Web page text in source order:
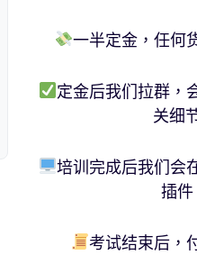
一半定金，任何
定金后我们拉群，
关细
培训完成后我们会
插件
考试结束后，